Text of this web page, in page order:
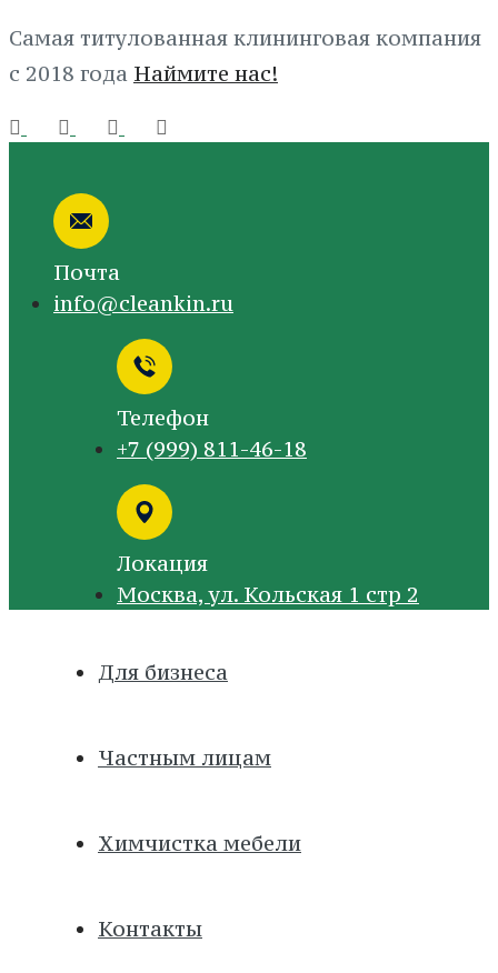
Самая титулованная клининговая компания
с 2018 года Наймите нас!
Почта
info@cleankin.ru
Телефон
+7 (999) 811-46-18
Локация
Москва, ул. Кольская 1 стр 2
Для бизнеса
Частным лицам
Химчистка мебели
Контакты